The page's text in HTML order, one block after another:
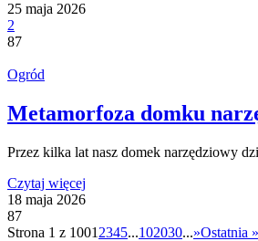
25 maja 2026
2
87
Ogród
Metamorfoza domku
Przez kilka lat nasz domek narzędziowy
Czytaj więcej
18 maja 2026
87
Strona 1 z 1001 2345...102030...»Ostatnia »